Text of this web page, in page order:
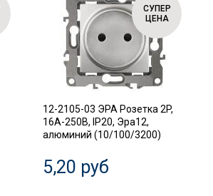
СУПЕР
ЦЕНА
12-2105-03 ЭРА Розетка 2P,
16A-250В, IP20, Эра12,
алюминий (10/100/3200)
5,20 руб